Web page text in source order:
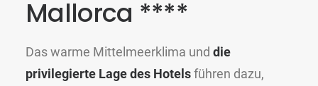
Mallorca ****
Das warme Mittelmeerklima und die
privilegierte Lage des Hotelsführen dazu,